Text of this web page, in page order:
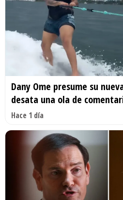
Dany Ome presume su
desata una ola de
Hace 1 día